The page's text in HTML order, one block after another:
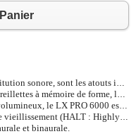
porter tout en assurant une restitution sonore largement au dessus des standards.
mince, souple et ajustable et filtre jusqu’à 80% du bruit d’ambiance.
parfaite alliant légèreté, ergonomie, performances acoustiques et longévité.
et binaurale.